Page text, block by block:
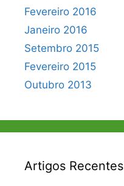
Fevereiro 2016
Janeiro 2016
Setembro 2015
Fevereiro 2015
Outubro 2013
Artigos Recentes